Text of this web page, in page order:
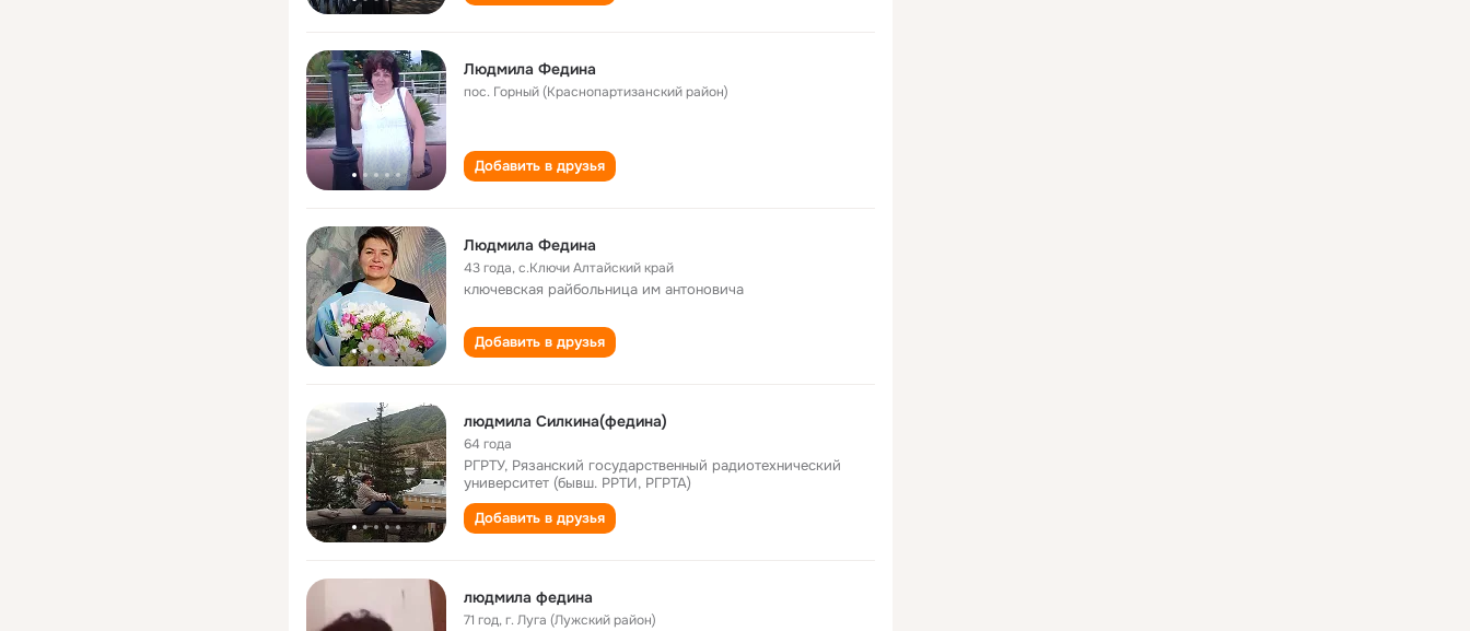
Людмила Федина
пос. Горный (Краснопартизанский район)
Добавить в друзья
Людмила Федина
43 года,с.Ключи Алтайский край
ключевская райбольница им антоновича
Добавить в друзья
людмила Силкина(федина)
64 года
РГРТУ, Рязанский государственный радиотехнический
университет (бывш. РРТИ, РГРТА)
Добавить в друзья
людмила федина
71 год,г. Луга (Лужский район)